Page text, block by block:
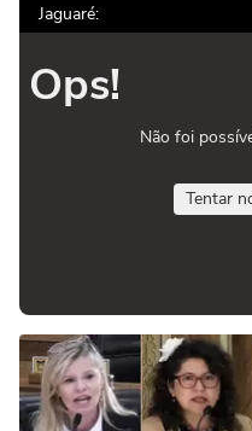
Jaguaré:
Ops!
Não foi
Tentar